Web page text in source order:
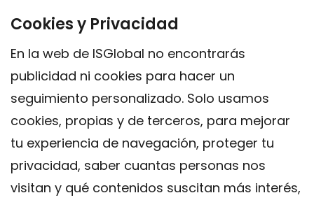
Cookies y Privacidad
En la web de ISGlobal no encontrarás
publicidad ni cookies para hacer un
seguimiento personalizado. Solo usamos
cookies, propias y de terceros, para mejorar
tu experiencia de navegación, proteger tu
privacidad, saber cuantas personas nos
visitan y qué contenidos suscitan más interés,